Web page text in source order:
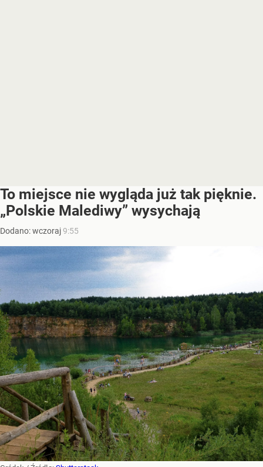
To miejsce nie wygląda już tak pięknie.
„Polskie Malediwy” wysychają
Dodano:wczoraj9:55